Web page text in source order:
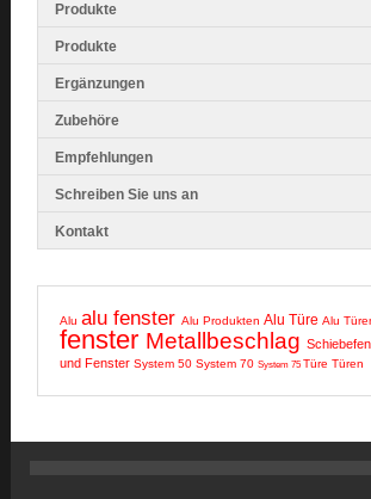
Produkte
Produkte
Ergänzungen
Zubehöre
Empfehlungen
Schreiben Sie uns an
Kontakt
Alu alu fenster Alu Produkten Alu Türe Alu
fenster Metallbeschlag
und Fenster System 50 System 70 System 75 Türe Türen